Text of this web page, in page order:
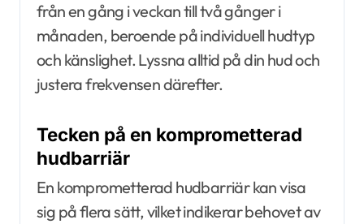
från en gång i veckan till två gånger i
månaden, beroende på individuell hudtyp
och känslighet. Lyssna alltid på din hud och
justera frekvensen därefter.
Tecken på en komprometterad
hudbarriär
En komprometterad hudbarriär kan visa
sig på flera sätt, vilket indikerar behovet av